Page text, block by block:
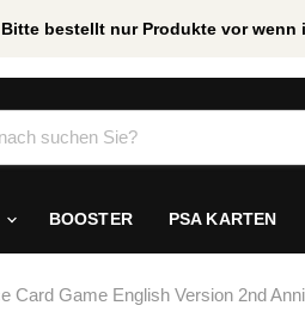
Bitte bestellt nur Produkte vor wenn
BOOSTER PSA KARTEN
Card Game English Version 2nd